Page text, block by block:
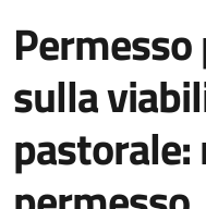
sulla